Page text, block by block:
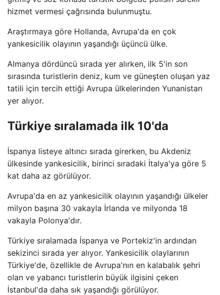
hizmet vermesi çağrısında bulunmuştu.
Araştırmaya göre Hollanda, Avrupa'da en çok
yankesicilik olayının yaşandığı üçüncü ülke.
Almanya dördüncü sırada yer alırken, ilk 5'in son
sırasında turistlerin deniz, kum ve güneşten oluşan yaz
tatili için tercih ettiği Avrupa ülkelerinden Yunanistan
yer alıyor.
Türkiye sıralamada ilk 10'da
İspanya listeye altıncı sırada girerken, bu Akdeniz
ülkesinde yankesicilik, birinci sıradaki İtalya'ya göre 5
kat daha az görülüyor.
Avrupa'da en az yankesicilik olayının yaşandığı ülkeler
milyon başına 30 vakayla İrlanda ve milyonda 18
vakayla Polonya'dır.
Türkiye sıralamada İspanya ve Portekiz'in ardından
sekizinci sırada yer alıyor. Yankesicilik olaylarının
Türkiye'de, özellikle de Avrupa'nın en kalabalık şehri
olan ve yabancı turistlerin büyük ilgisini çeken
İstanbul'da daha sık yaşandığı görülüyor.